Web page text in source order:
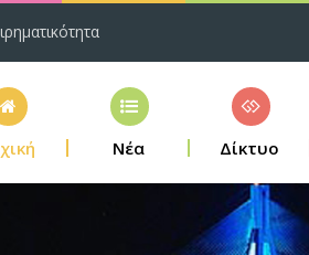
Νέα Δίκτυο